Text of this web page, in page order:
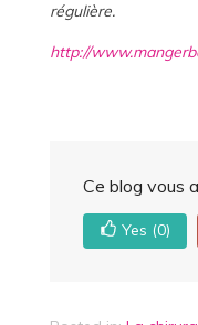
régulière.
http://
Ce blog vous
Yes (0)